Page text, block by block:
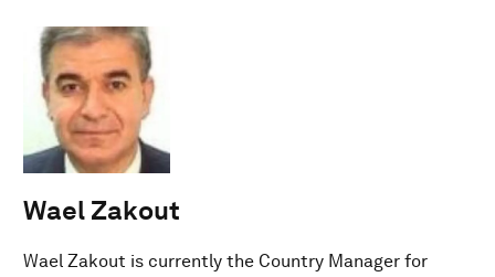
Wael Zakout
Wael Zakout is currently the Country Manager for